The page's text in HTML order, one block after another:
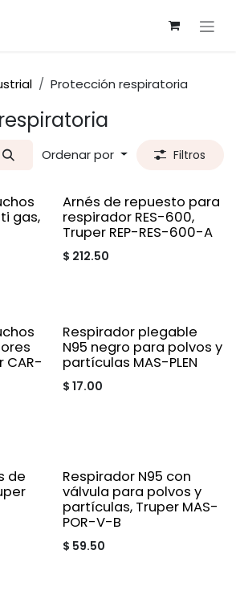
Protección respiratoria
Ordenar por Filtros
gas,
Arnés de repuesto para
respirador RES-600,
Truper REP-RES-600-A
$ 212.50
CAR-
Respirador plegable
N95 negro para polvos y
partículas MAS-PLEN
$ 17.00
de
Respirador N95 con
válvula para polvos y
partículas, Truper MAS-
POR-V-B
$ 59.50